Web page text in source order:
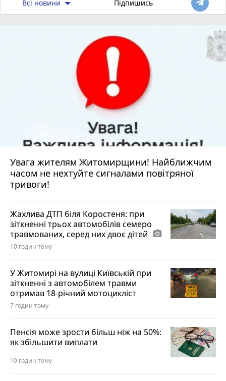
Всі новини Підпишись
Увага жителям Житомирщини! Найближчим
часом не нехтуйте сигналами повітряної
тривоги!
Жахлива ДТП біля Коростеня: при
зіткненні трьох автомобілів семеро
травмованих, серед них двоє дітей photo_camera
10 годин тому
У Житомирі на вулиці Київській при
зіткненні з автомобілем травми
отримав 18-річний мотоцикліст
7 годин тому
Пенсія може зрости більш ніж на 50%:
як збільшити виплати
10 годин тому